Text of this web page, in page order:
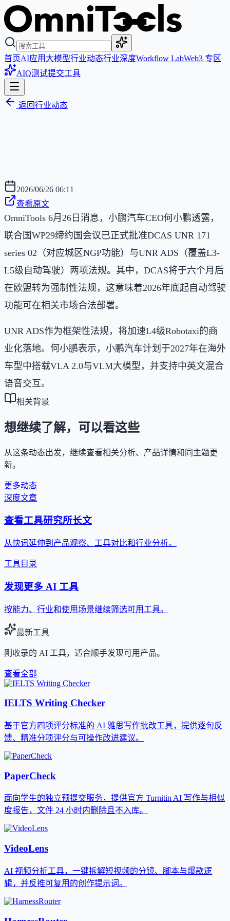
首页AI应用 大模型行业动态行业深度Workflow LabWeb3 专区
AIQ测试提交工具
返回行业动态
2026/06/26 06:11
查看原文
OmniTools 6月26日消息，小鹏汽车CEO何小鹏透露，
联合国WP29缔约国会议已正式批准DCAS UNR 171
series 02（对应城区NGP功能）与UNR ADS（覆盖L3-
L5级自动驾驶）两项法规。其中，DCAS将于六个月后
在欧盟转为强制性法规，这意味着2026年底起自动驾驶
功能可在相关市场合法部署。
UNR ADS作为框架性法规，将加速L4级Robotaxi的商
业化落地。何小鹏表示，小鹏汽车计划于2027年在海外
车型中搭载VLA 2.0与VLM大模型，并支持中英文混合
语音交互。
相关背景
想继续了解，可以看这些
从这条动态出发，继续查看相关分析、产品详情和同主题更
新。
更多动态
深度文章
查看工具研究所长文
从快讯延伸到产品观察、工具对比和行业分析。
工具目录
发现更多 AI 工具
按能力、行业和使用场景继续筛选可用工具。
最新工具
刚收录的 AI 工具，适合顺手发现可用产品。
查看全部
IELTS Writing Checker
基于官方四项评分标准的 AI 雅思写作批改工具，提供逐句反
馈、精准分项评分与可操作改进建议。
PaperCheck
面向学生的独立预提交服务，提供官方 Turnitin AI 写作与相似
度报告，文件 24 小时内删除且不入库。
VideoLens
AI 视频分析工具，一键拆解短视频的分镜、脚本与爆款逻
辑，并反推可复用的创作提示词。